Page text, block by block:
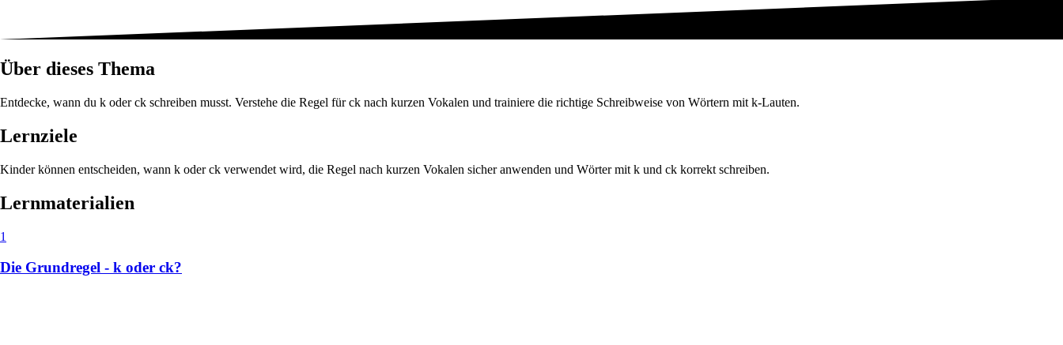
Über dieses Thema
Entdecke, wann du k oder ck schreiben musst. Verstehe die Regel für ck nach kurzen Vokalen und trainiere die richtige Schreibweise von Wörtern mit k-Lauten.
Lernziele
Kinder können entscheiden, wann k oder ck verwendet wird, die Regel nach kurzen Vokalen sicher anwenden und Wörter mit k und ck korrekt schreiben.
Lernmaterialien
1
Die Grundregel - k oder ck?